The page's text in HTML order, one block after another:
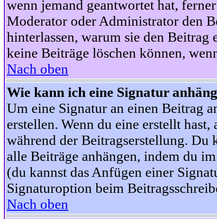
wenn jemand geantwortet hat,
Moderator oder Administrator den
hinterlassen, warum sie den Beitrag
keine Beiträge löschen können,
Nach oben
Wie kann ich eine Signatur
Um eine Signatur an einen Beitrag
erstellen. Wenn du eine erstellt
während der Beitragserstellung. Du
alle Beiträge anhängen, indem du
(du kannst das Anfügen einer
Signaturoption beim
Nach oben